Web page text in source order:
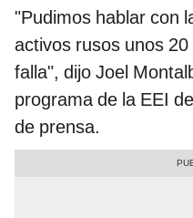
"Pudimos hablar con
activos rusos unos
falla", dijo Joel
programa de la EEI
de prensa.